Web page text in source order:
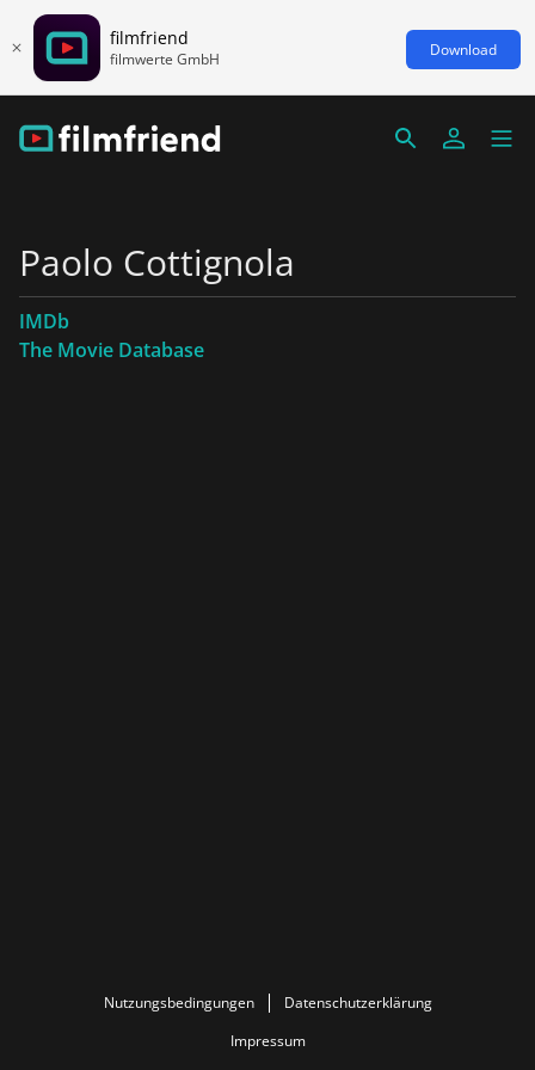
filmfriend
filmwerte GmbH Download
Paolo Cottignola
IMDb
The Movie Database
Nutzungsbedingungen
Datenschutzerklärung
Impressum